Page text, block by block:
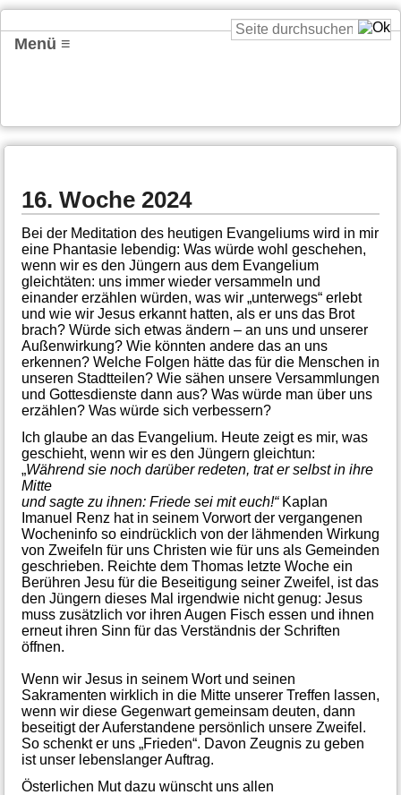
Menü ≡
16. Woche 2024
Bei der Meditation des heutigen Evangeliums wird in mir
eine Phantasie lebendig: Was würde wohl geschehen,
wenn wir es den Jüngern aus dem Evangelium
gleichtäten: uns immer wieder versammeln und
einander erzählen würden, was wir „unterwegs“ erlebt
und wie wir Jesus erkannt hatten, als er uns das Brot
brach? Würde sich etwas ändern – an uns und unserer
Außenwirkung? Wie könnten andere das an uns
erkennen? Welche Folgen hätte das für die Menschen in
unseren Stadtteilen? Wie sähen unsere Versammlungen
und Gottesdienste dann aus? Was würde man über uns
erzählen? Was würde sich verbessern?
Ich glaube an das Evangelium. Heute zeigt es mir, was
geschieht, wenn wir es den Jüngern gleichtun:
„Während sie noch darüber redeten, trat er selbst in ihre
Mitte
und sagte zu ihnen: Friede sei mit euch!“Kaplan
Imanuel Renz hat in seinem Vorwort der vergangenen
Wocheninfo so eindrücklich von der lähmenden Wirkung
von Zweifeln für uns Christen wie für uns als Gemeinden
geschrieben. Reichte dem Thomas letzte Woche ein
Berühren Jesu für die Beseitigung seiner Zweifel, ist das
den Jüngern dieses Mal irgendwie nicht genug: Jesus
muss zusätzlich vor ihren Augen Fisch essen und ihnen
erneut ihren Sinn für das Verständnis der Schriften
öffnen.
Wenn wir Jesus in seinem Wort und seinen
Sakramenten wirklich in die Mitte unserer Treffen lassen,
wenn wir diese Gegenwart gemeinsam deuten, dann
beseitigt der Auferstandene persönlich unsere Zweifel.
So schenkt er uns „Frieden“. Davon Zeugnis zu geben
ist unser lebenslanger Auftrag.
Österlichen Mut dazu wünscht uns allen